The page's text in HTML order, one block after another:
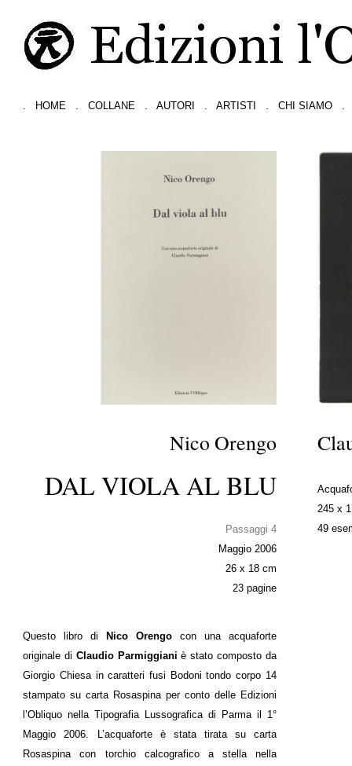
HOME COLLANE AUTORI ARTISTI CHI SIAMO
Nico Orengo
DAL VIOLA AL BLU
Passaggi 4
Maggio 2006
26 x 18 cm
23 pagine
Questo libro di Nico Orengo con una acquaforte
originale di Claudio Parmiggiani è stato composto da
Giorgio Chiesa in caratteri fusi Bodoni tondo corpo 14
stampato su carta Rosaspina per conto delle Edizioni
l’Obliquo nella Tipografia Lussografica di Parma il 1°
Maggio 2006. L’acquaforte è stata tirata su carta
Rosaspina con torchio calcografico a stella nella
245 x
49